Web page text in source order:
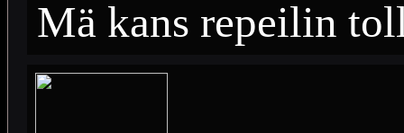
Mä kans repeilin